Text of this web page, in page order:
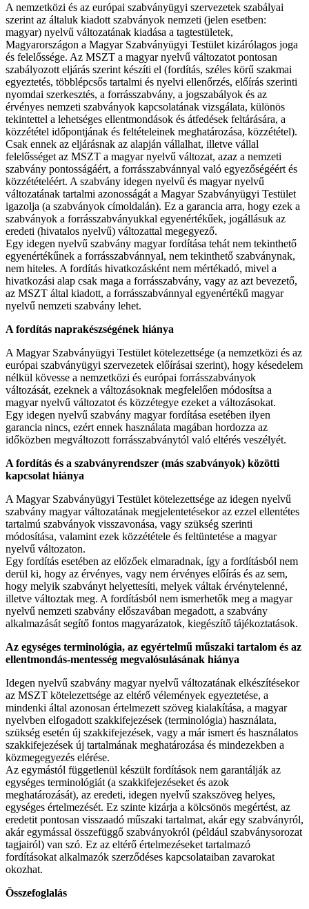
A nemzetközi és az európai szabványügyi szervezetek szabályai
szerint az általuk kiadott szabványok nemzeti (jelen esetben:
magyar) nyelvű változatának kiadása a tagtestületek,
Magyarországon a Magyar Szabványügyi Testület kizárólagos joga
és felelőssége. Az MSZT a magyar nyelvű változatot pontosan
szabályozott eljárás szerint készíti el (fordítás, széles körű szakmai
egyeztetés, többlépcsős tartalmi és nyelvi ellenőrzés, előírás szerinti
nyomdai szerkesztés, a forrásszabvány, a jogszabályok és az
érvényes nemzeti szabványok kapcsolatának vizsgálata, különös
tekintettel a lehetséges ellentmondások és átfedések feltárására, a
közzététel időpontjának és feltételeinek meghatározása, közzététel).
Csak ennek az eljárásnak az alapján vállalhat, illetve vállal
felelősséget az MSZT a magyar nyelvű változat, azaz a nemzeti
szabvány pontosságáért, a forrásszabvánnyal való egyezőségéért és
közzétételéért. A szabvány idegen nyelvű és magyar nyelvű
változatának tartalmi azonosságát a Magyar Szabványügyi Testület
igazolja (a szabványok címoldalán). Ez a garancia arra, hogy ezek a
szabványok a forrásszabványukkal egyenértékűek, jogállásuk az
eredeti (hivatalos nyelvű) változattal megegyező.
Egy idegen nyelvű szabvány magyar fordítása tehát nem tekinthető
egyenértékűnek a forrásszabvánnyal, nem tekinthető szabványnak,
nem hiteles. A fordítás hivatkozásként nem mértékadó, mivel a
hivatkozási alap csak maga a forrásszabvány, vagy az azt bevezető,
az MSZT által kiadott, a forrásszabvánnyal egyenértékű magyar
nyelvű nemzeti szabvány lehet.
A fordítás naprakészségének hiánya
A Magyar Szabványügyi Testület kötelezettsége (a nemzetközi és az
európai szabványügyi szervezetek előírásai szerint), hogy késedelem
nélkül kövesse a nemzetközi és európai forrásszabványok
változását, ezeknek a változásoknak megfelelően módosítsa a
magyar nyelvű változatot és közzétegye ezeket a változásokat.
Egy idegen nyelvű szabvány magyar fordítása esetében ilyen
garancia nincs, ezért ennek használata magában hordozza az
időközben megváltozott forrásszabványtól való eltérés veszélyét.
A fordítás és a szabványrendszer (más szabványok) közötti
kapcsolat hiánya
A Magyar Szabványügyi Testület kötelezettsége az idegen nyelvű
szabvány magyar változatának megjelentetésekor az ezzel ellentétes
tartalmú szabványok visszavonása, vagy szükség szerinti
módosítása, valamint ezek közzététele és feltüntetése a magyar
nyelvű változaton.
Egy fordítás esetében az előzőek elmaradnak, így a fordításból nem
derül ki, hogy az érvényes, vagy nem érvényes előírás és az sem,
hogy melyik szabványt helyettesíti, melyek váltak érvénytelenné,
illetve változtak meg. A fordításból nem ismerhetők meg a magyar
nyelvű nemzeti szabvány előszavában megadott, a szabvány
alkalmazását segítő fontos magyarázatok, kiegészítő tájékoztatások.
Az egységes terminológia, az egyértelmű műszaki tartalom és az
ellentmondás-mentesség megvalósulásának hiánya
Idegen nyelvű szabvány magyar nyelvű változatának elkészítésekor
az MSZT kötelezettsége az eltérő vélemények egyeztetése, a
mindenki által azonosan értelmezett szöveg kialakítása, a magyar
nyelvben elfogadott szakkifejezések (terminológia) használata,
szükség esetén új szakkifejezések, vagy a már ismert és használatos
szakkifejezések új tartalmának meghatározása és mindezekben a
közmegegyezés elérése.
Az egymástól függetlenül készült fordítások nem garantálják az
egységes terminológiát (a szakkifejezéseket és azok
meghatározását), az eredeti, idegen nyelvű szakszöveg helyes,
egységes értelmezését. Ez szinte kizárja a kölcsönös megértést, az
eredetit pontosan visszaadó műszaki tartalmat, akár egy szabványról,
akár egymással összefüggő szabványokról (például szabványsorozat
tagjairól) van szó. Ez az eltérő értelmezéseket tartalmazó
fordításokat alkalmazók szerződéses kapcsolataiban zavarokat
okozhat.
Összefoglalás